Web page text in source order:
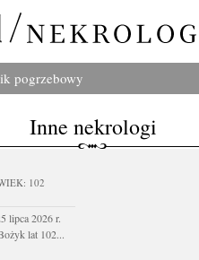
pogrzebowy
Inne nekrologi
102
lipca 2026 r.
lat 102...